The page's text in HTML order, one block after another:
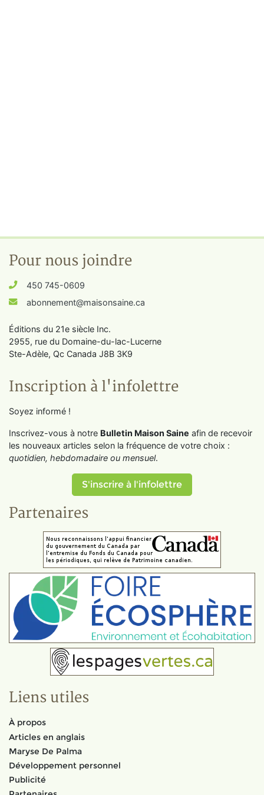
Pour nous joindre
450 745-0609
abonnement@maisonsaine.ca
Éditions du 21e siècle Inc.
2955, rue du Domaine-du-lac-Lucerne
Ste-Adèle, Qc Canada J8B 3K9
Inscription à l'infolettre
Soyez informé !
Inscrivez-vous à notre Bulletin Maison Saine afin de recevoir
les nouveaux articles selon la fréquence de votre choix :
quotidien, hebdomadaire ou mensuel.
S'inscrire à l'infolettre
Partenaires
Liens utiles
À propos
Articles en anglais
Maryse De Palma
Développement personnel
Publicité